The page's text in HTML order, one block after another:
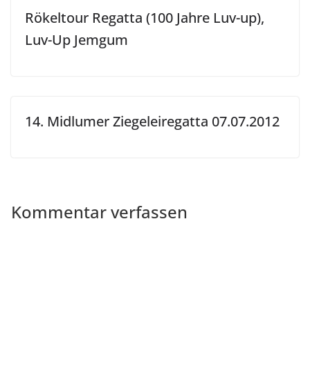
Rökeltour Regatta (100 Jahre Luv-up),
Luv-Up Jemgum
14. Midlumer Ziegeleiregatta 07.07.2012
Kommentar verfassen